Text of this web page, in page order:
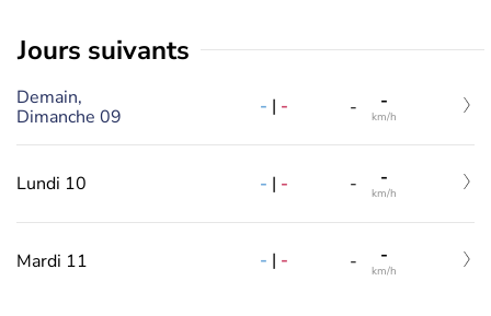
jours suivants
Demain,
Dimanche 09
- | - - -
km/h
Lundi 10 - | - - -
km/h
Mardi 11 - | - - -
km/h